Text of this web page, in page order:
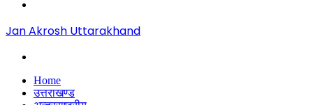
Jan Akrosh Uttarakhand
Home
उत्तराखण्ड